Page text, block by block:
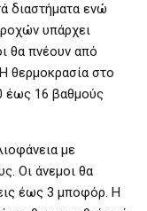
διαστήματα ενώ
υπάρχει
θα πνέουν από
θερμοκρασία στο
έως 16 βαθμούς
με
Οι άνεμοι θα
έως 3 μποφόρ. Η